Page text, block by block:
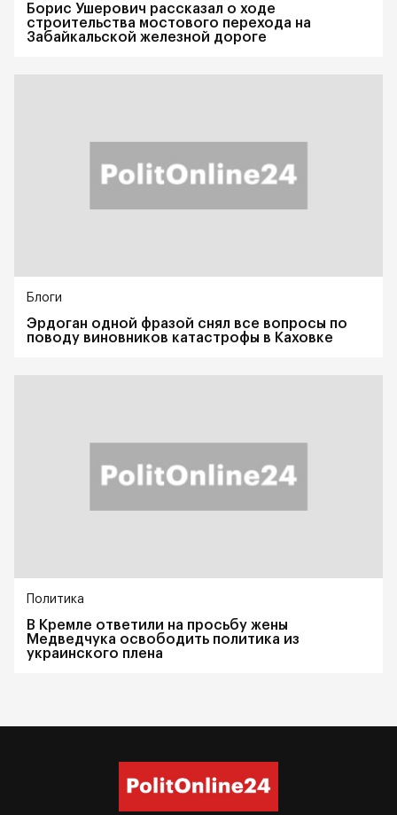
Борис Ушерович рассказал о ходе
строительства мостового перехода на
Забайкальской железной дороге
Блоги
Эрдоган одной фразой снял все вопросы по
поводу виновников катастрофы в Каховке
Политика
В Кремле ответили на просьбу жены
Медведчука освободить политика из
украинского плена